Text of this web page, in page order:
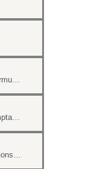
Plusieurs types de versement sur un formulaire
Pas d'enregistrement d'une écriture comptable en cas de paiement ultérieur
Paiement en ligne hipay sur les inscriptions de l'Agenda